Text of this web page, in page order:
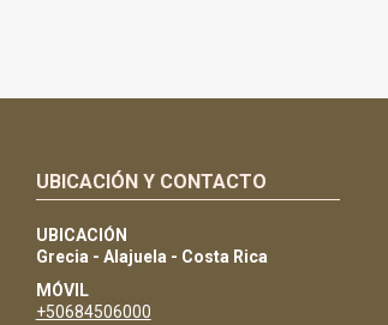
UBICACIÓN Y CONTACTO
UBICACIÓN
Grecia - Alajuela - Costa Rica
MÓVIL
+50684506000